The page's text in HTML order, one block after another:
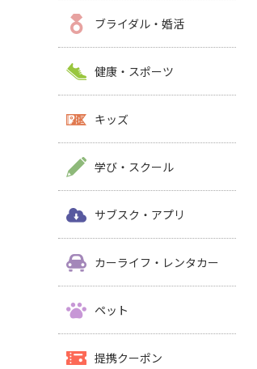
ブライダル・婚活
健康・スポーツ
キッズ
学び・スクール
サブスク・アプリ
カーライフ・レンタカー
ペット
提携クーポン